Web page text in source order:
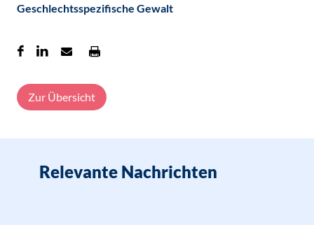
Geschlechtsspezifische Gewalt
Zur Übersicht
Relevante Nachrichten